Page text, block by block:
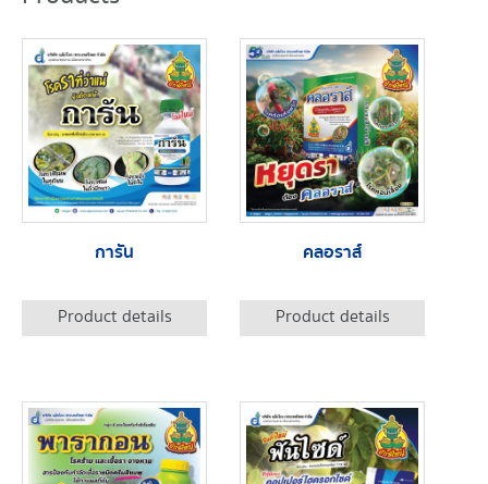
การัน
Product details
คลอราส์
Product details